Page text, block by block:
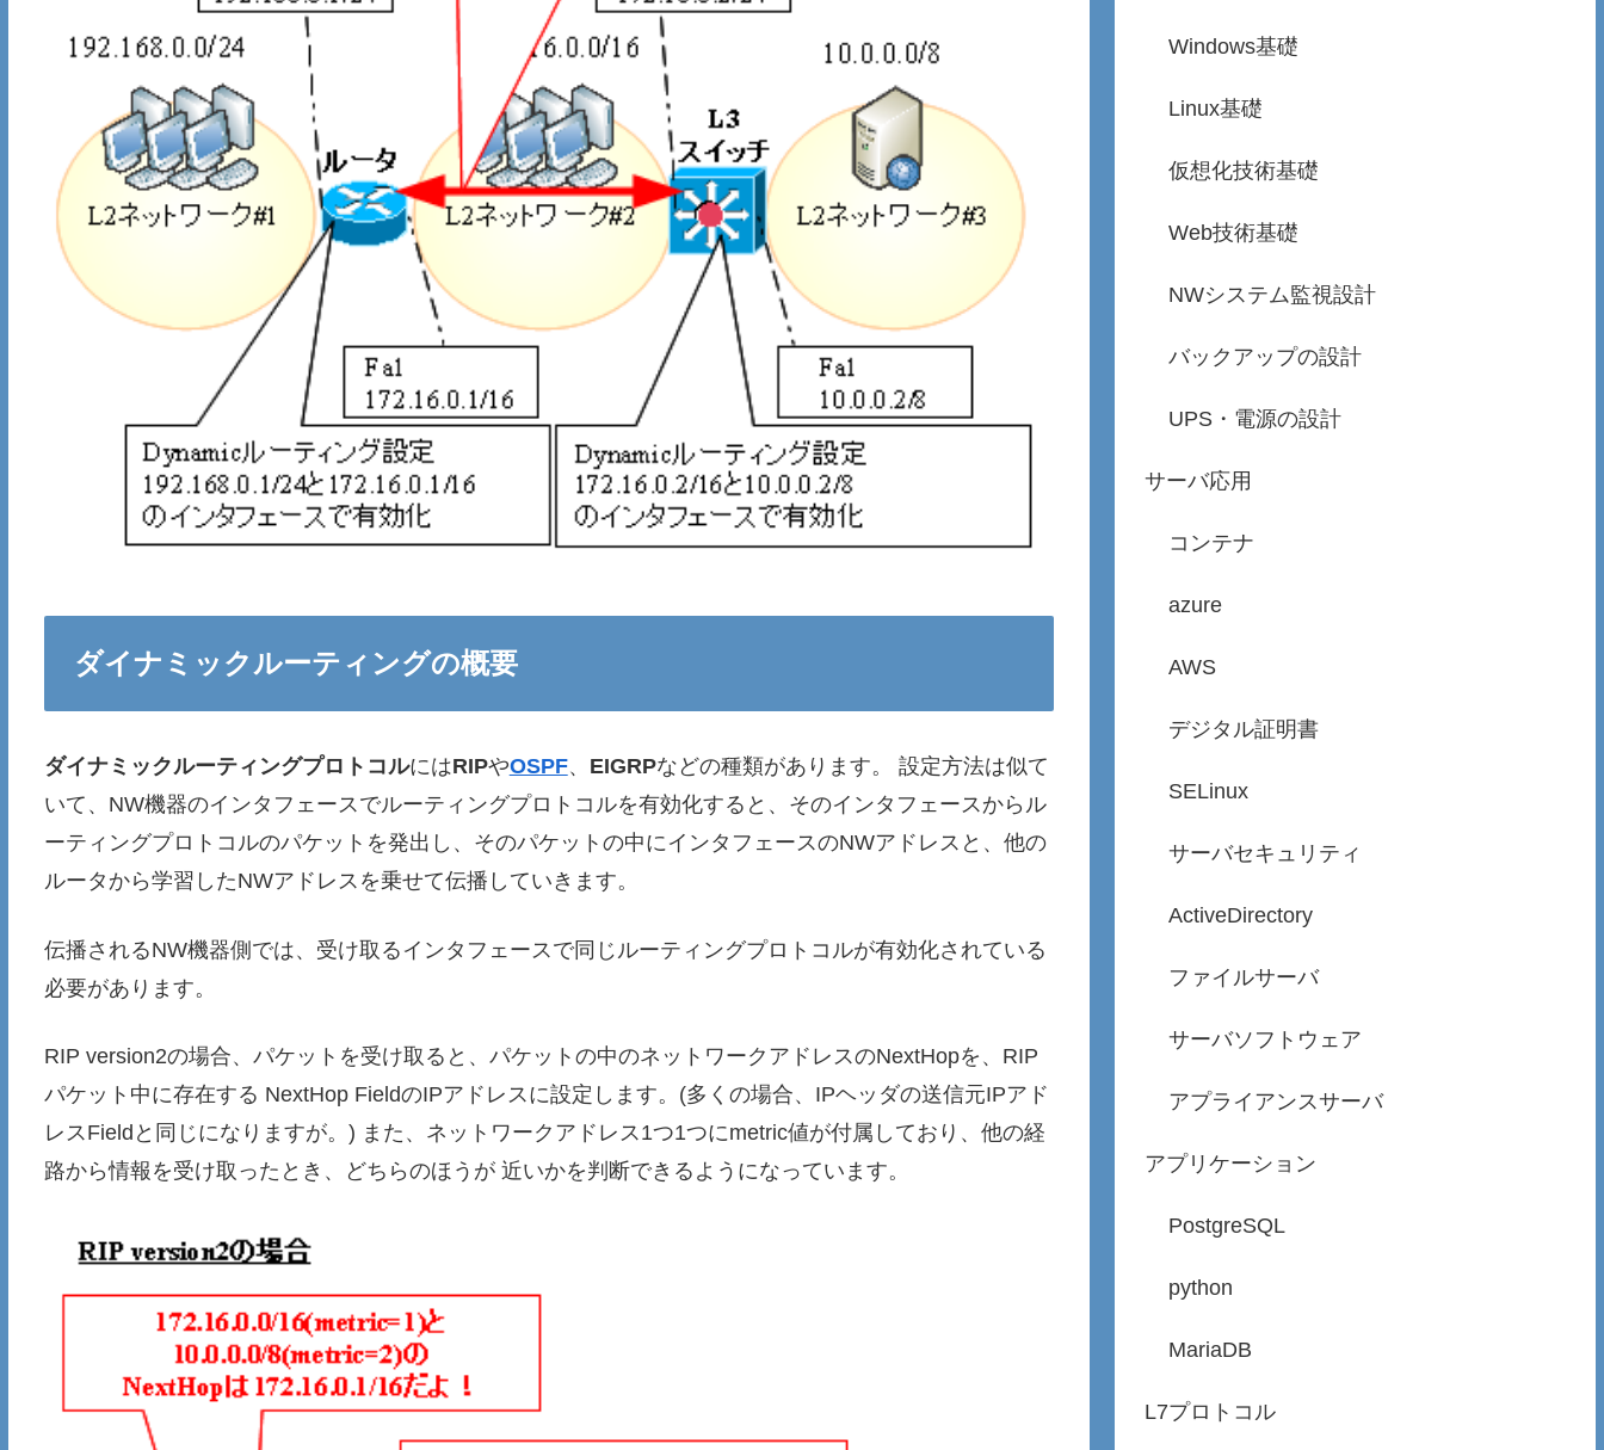
ダイナミックルーティングの概要
ダイナミックルーティングプロトコルにはRIPやOSPF、 EIGRPなどの種類があります。 設定方法は似て
いて、NW機器のインタフェースでルーティングプロトコルを有効化すると、そのインタフェースからル
ーティングプロトコルのパケットを発出し、そのパケットの中にインタフェースのNWアドレスと、他の
ルータから学習したNWアドレスを乗せて伝播していきます。
伝播されるNW機器側では、受け取るインタフェースで同じルーティングプロトコルが有効化されている
必要があります。
RIP version2の場合、パケットを受け取ると、パケットの中のネットワークアドレスのNextHopを、RIP
パケット中に存在する NextHop FieldのIPアドレスに設定します。(多くの場合、IPヘッダの送信元IPアド
レスFieldと同じになりますが。) また、ネットワークアドレス1つ1つにmetric値が付属しており、他の経
路から情報を受け取ったとき、どちらのほうが 近いかを判断できるようになっています。
Windows基礎
Linux基礎
仮想化技術基礎
Web技術基礎
NWシステム監視設計
バックアップの設計
UPS・電源の設計
サーバ応用
コンテナ
azure
AWS
デジタル証明書
SELinux
サーバセキュリティ
ActiveDirectory
ファイルサーバ
サーバソフトウェア
アプライアンスサーバ
アプリケーション
PostgreSQL
python
MariaDB
L7プロトコル